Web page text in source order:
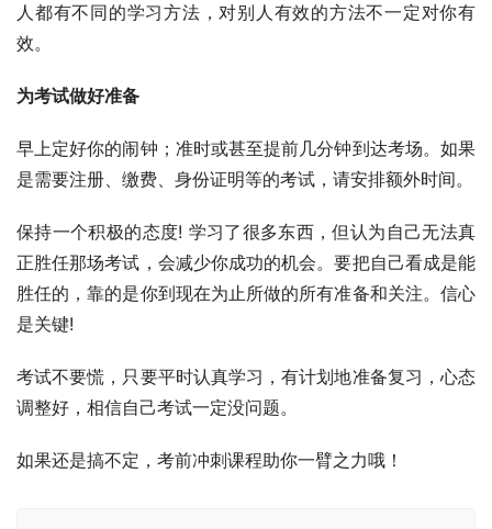
人都有不同的学习方法，对别人有效的方法不一定对你有
效。
为考试做好准备
早上定好你的闹钟；准时或甚至提前几分钟到达考场。如果
是需要注册、缴费、身份证明等的考试，请安排额外时间。
保持一个积极的态度! 学习了很多东西，但认为自己无法真
正胜任那场考试，会减少你成功的机会。要把自己看成是能
胜任的，靠的是你到现在为止所做的所有准备和关注。信心
是关键!
考试不要慌，只要平时认真学习，有计划地准备复习，心态
调整好，相信自己考试一定没问题。
如果还是搞不定，考前冲刺课程助你一臂之力哦！